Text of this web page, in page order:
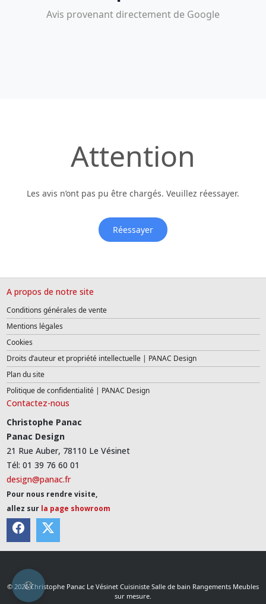
Avis provenant directement de Google
Attention
Les avis n’ont pas pu être chargés. Veuillez réessayer.
Réessayer
A propos de notre site
Conditions générales de vente
Mentions légales
Cookies
Droits d’auteur et propriété intellectuelle | PANAC Design
Plan du site
Politique de confidentialité | PANAC Design
Contactez-nous
Christophe Panac
Panac Design
21 Rue Auber, 78110 Le Vésinet
Tél: 01 39 76 60 01
design@panac.fr
Pour nous rendre visite,
allez sur la page showroom
© 2026 Christophe Panac Le Vésinet Cuisiniste Salle de bain Rangements Meubles
sur mesure.